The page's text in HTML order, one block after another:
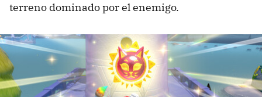
terreno dominado por el enemigo.